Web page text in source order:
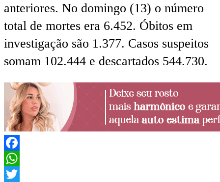
anteriores. No domingo (13) o número
total de mortes era 6.452. Óbitos em
investigação são 1.377. Casos suspeitos
somam 102.444 e descartados 544.730.
Facebook
WhatsApp